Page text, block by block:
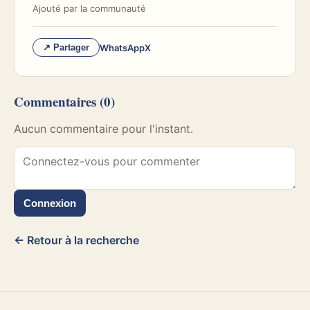
Ajouté par la communauté
↗ Partager WhatsAppX
Commentaires (0)
Aucun commentaire pour l'instant.
Connexion
← Retour à la recherche